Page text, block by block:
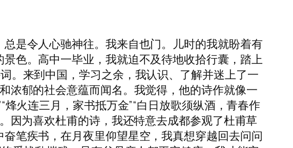
是令人心驰神往。我来自也门。儿时的我就盼着有
色。高中一毕业，我就迫不及待地收拾行囊，踏上
。来到中国，学习之余，我认识、了解并迷上了一
郁的社会意蕴而闻名。我觉得，他的诗作就像一
火连三月，家书抵万金”“白日放歌须纵酒，青春作
因为喜欢杜甫的诗，我还特意去成都参观了杜甫草
笔疾书，在月夜里仰望星空，我真想穿越回去问问